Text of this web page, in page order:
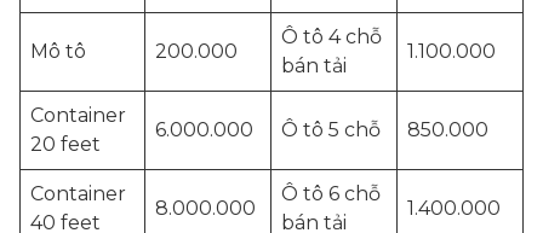
Mô tô 200.000
Ô tô 4 chỗ
bán tải
1.100.000
Container
20 feet
6.000.000 Ô tô 5 chỗ 850.000
Container
40 feet
8.000.000
Ô tô 6 chỗ
bán tải
1.400.000